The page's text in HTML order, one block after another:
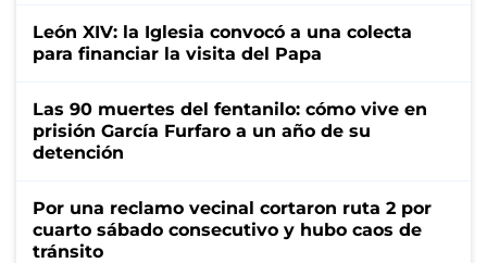
León XIV: la Iglesia convocó a una colecta
para financiar la visita del Papa
Las 90 muertes del fentanilo: cómo vive en
prisión García Furfaro a un año de su
detención
Por una reclamo vecinal cortaron ruta 2 por
cuarto sábado consecutivo y hubo caos de
tránsito